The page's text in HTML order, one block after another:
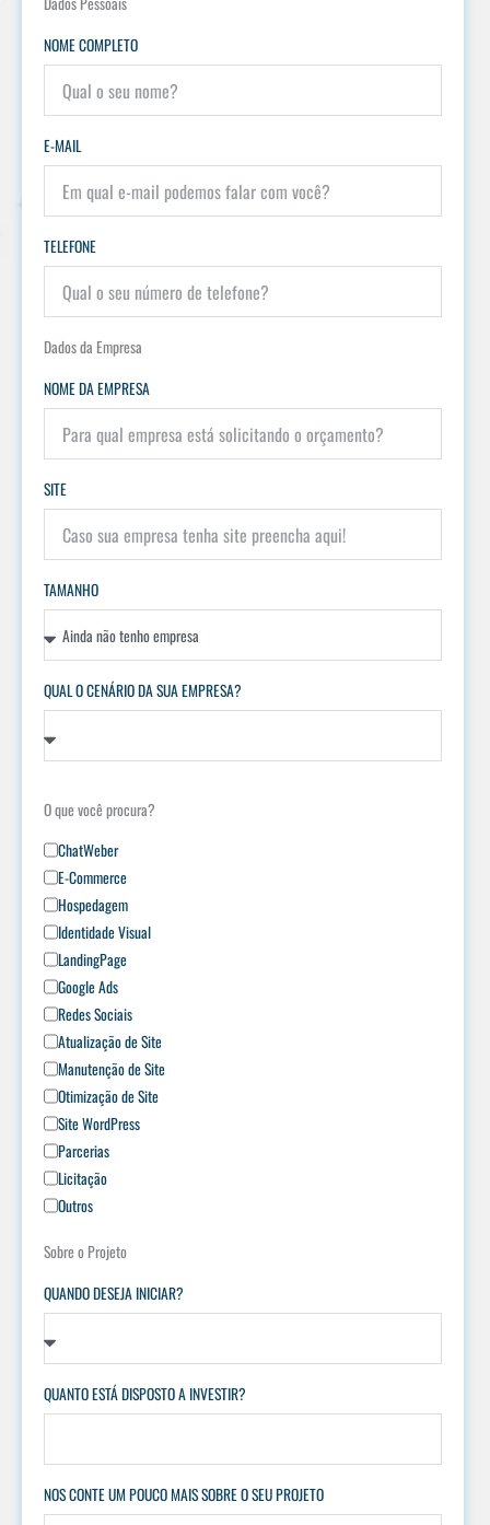
NOME COMPLETO
E-MAIL
TELEFONE
Dados da Empresa
NOME DA EMPRESA
SITE
TAMANHO
QUAL O CENÁRIO DA SUA EMPRESA?
O que você procura?
ChatWeber
E-Commerce
Hospedagem
Identidade Visual
LandingPage
Google Ads
Redes Sociais
Atualização de Site
Manutenção de Site
Otimização de Site
Site WordPress
Parcerias
Licitação
Outros
Sobre o Projeto
QUANDO DESEJA INICIAR?
QUANTO ESTÁ DISPOSTO A INVESTIR?
NOS CONTE UM POUCO MAIS SOBRE O SEU PROJETO